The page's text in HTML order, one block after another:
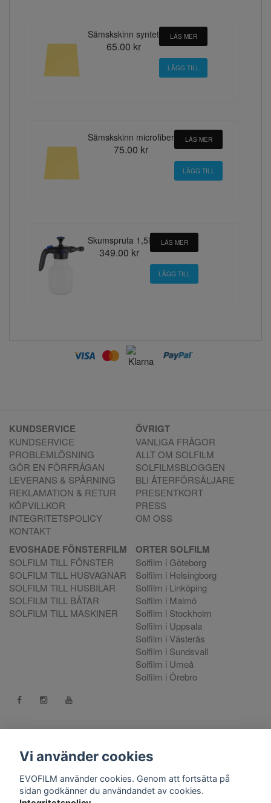
Sämskskinn syntet
65.00 kr
LÄS MER
Sämskskinn microfiber
75.00 kr
LÄS MER
Skumspruta 1,5l
349.00 kr
LÄS MER
KUNDSERVICE
KUNDSERVICE
PROBLEMLÖSNING
GÖR EN FÖRFRÅGAN
LEVERANS & SPÅRNING
REKLAMATION & RETUR
KÖPVILLKOR
INTEGRITETSPOLICY
KONTAKT
ÖVRIGT
VANLIGA FRÅGOR
ALLT OM SOLFILM
SOLFILMSBLOGGEN
BLI ÅTERFÖRSÄLJARE
PRESENTKORT
PRESS
OM OSS
EVOSHADE FÖNSTERFILM
SOLFILM TILL FÖNSTER
SOLFILM TILL HUSVAGNAR
SOLFILM TILL HUSBILAR
SOLFILM TILL BÅTAR
SOLFILM TILL MASKINER
ORTER SOLFILM
Solfilm i Göteborg
Solfilm i Helsingborg
Solfilm i Linköping
Solfilm i Malmö
Solfilm i Stockholm
Solfilm i Uppsala
Solfilm i Västerås
Solfilm i Sundsvall
Solfilm i Umeå
Solfilm i Örebro
Kontakt:mejla oss. Vill du göra en reklamation använd vår
28 Helsingborg.
Vi använder cookies
EVOFILM använder cookies. Genom att fortsätta på
sidan godkänner du användandet av cookies.